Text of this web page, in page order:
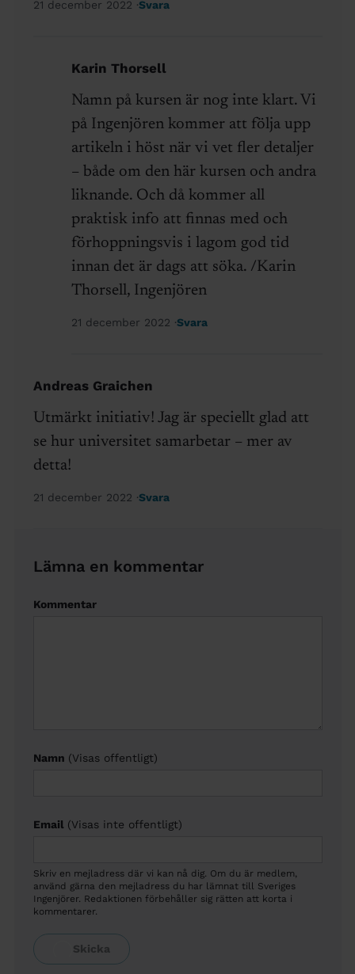
21 december 2022 Svara
Karin Thorsell
Namn på kursen är nog inte klart. Vi
på Ingenjören kommer att följa upp
artikeln i höst när vi vet fler detaljer
– både om den här kursen och andra
liknande. Och då kommer all
praktisk info att finnas med och
förhoppningsvis i lagom god tid
innan det är dags att söka. /Karin
Thorsell, Ingenjören
21 december 2022 Svara
Andreas Graichen
Utmärkt initiativ! Jag är speciellt glad att
se hur universitet samarbetar – mer av
detta!
21 december 2022 Svara
Lämna en kommentar
Kommentar
Namn (Visas offentligt)
Email (Visas inte offentligt)
Skriv en mejladress där vi kan nå dig. Om du är medlem,
använd gärna den mejladress du har lämnat till Sveriges
Ingenjörer. Redaktionen förbehåller sig rätten att korta i
kommentarer.